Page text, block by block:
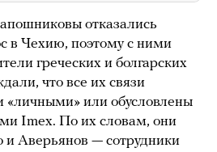
отказались
в Чехию, поэтому с ними
греческих и болгарских
что все их связи
или обусловлены
Imex. По их словам, они
и Аверьянов — сотрудники